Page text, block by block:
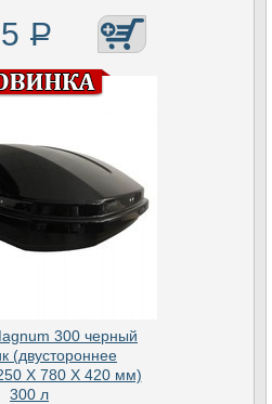
Р
300 черный
(двустороннее
Х 780 Х 420 мм)
300 л